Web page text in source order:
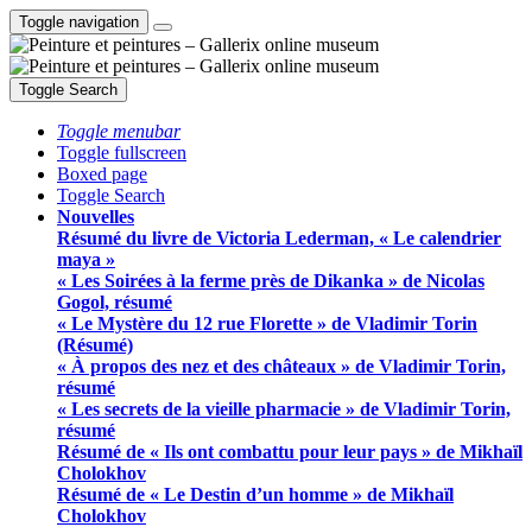
Toggle navigation
Toggle Search
Toggle menubar
Toggle fullscreen
Boxed page
Toggle Search
Nouvelles
Résumé du livre de Victoria Lederman, « Le calendrier
maya »
« Les Soirées à la ferme près de Dikanka » de Nicolas
Gogol, résumé
« Le Mystère du 12 rue Florette » de Vladimir Torin
(Résumé)
« À propos des nez et des châteaux » de Vladimir Torin,
résumé
« Les secrets de la vieille pharmacie » de Vladimir Torin,
résumé
Résumé de « Ils ont combattu pour leur pays » de Mikhaïl
Cholokhov
Résumé de « Le Destin d’un homme » de Mikhaïl
Cholokhov